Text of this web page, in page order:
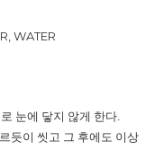
WATER
눈에 닿지 않게 한다.
듯이 씻고 그 후에도 이상